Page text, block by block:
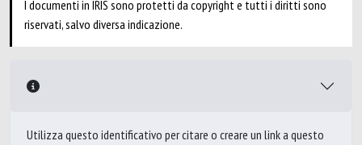
I documenti in IRIS sono protetti da copyright e tutti i diritti sono
riservati, salvo diversa indicazione.
Utilizza questo identificativo per citare o creare un link a questo